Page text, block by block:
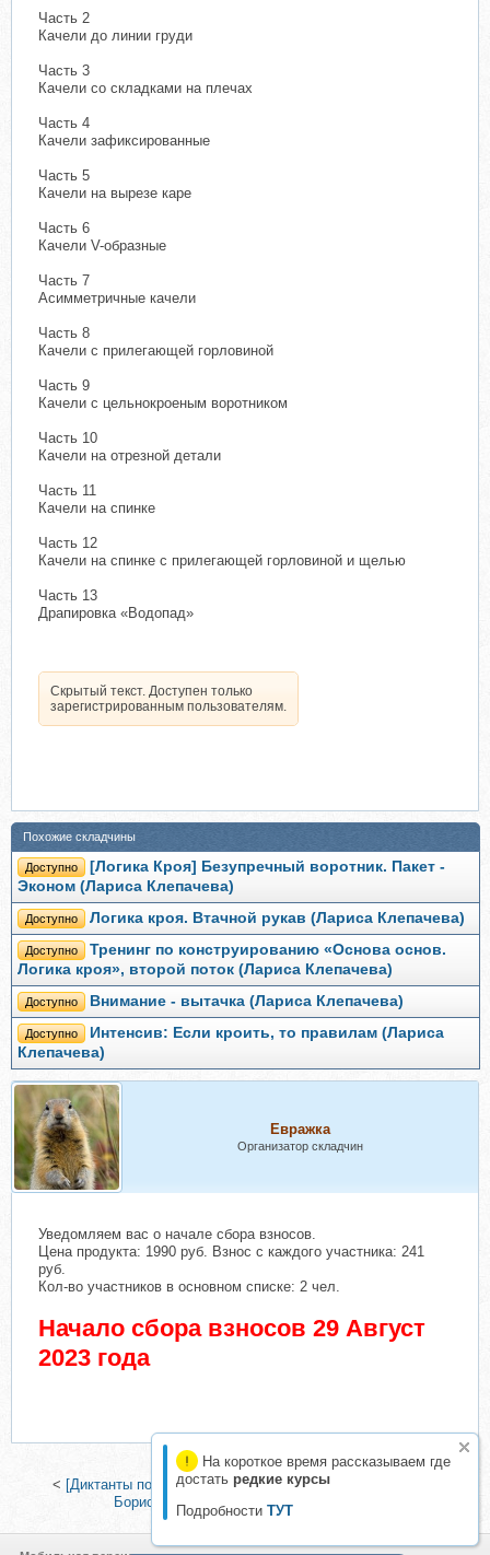
На короткое время рассказываем где
достать редкие курсы
Подробности ТУТ
Часть 2
Качели до линии груди
Часть 3
Качели со складками на плечах
Часть 4
Качели зафиксированные
Часть 5
Качели на вырезе каре
Часть 6
Качели V-образные
Часть 7
Асимметричные качели
Часть 8
Качели с прилегающей горловиной
Часть 9
Качели с цельнокроеным воротником
Часть 10
Качели на отрезной детали
Часть 11
Качели на спинке
Часть 12
Качели на спинке с прилегающей горловиной и щелью
Часть 13
Драпировка «Водопад»
Скрытый текст. Доступен только
зарегистрированным пользователям.
Похожие складчины
Доступно
[Логика Кроя] Безупречный воротник. Пакет -
Эконом (Лариса Клепачева)
Доступно Логика кроя. Втачной рукав (Лариса Клепачева)
Доступно
Тренинг по конструированию «Основа основ.
Логика кроя», второй поток (Лариса Клепачева)
Доступно Внимание - вытачка (Лариса Клепачева)
Доступно
Интенсив: Если кроить, то правилам (Лариса
Клепачева)
Евражкa
Организатор складчин
Уведомляем вас о начале сбора взносов.
Цена продукта: 1990 руб. Взнос с каждого участника: 241
руб.
Кол-во участников в основном списке: 2 чел.
Начало сбора взносов 29 Август
2023 года
< [Диктанты портного] Блузка с пышными рукавами (Вера
Борисюк) | [hush-time] Курс Hush time